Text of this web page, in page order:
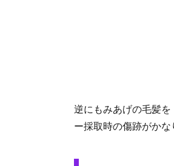
逆にもみあげの毛髪
ー採取時の傷跡がかな